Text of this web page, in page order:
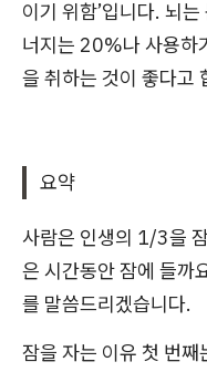
이기 위함’입니다. 뇌
너지는 20%나 사용하
을 취하는 것이 좋다고
요약
사람은 인생의 1/3을
은 시간동안 잠에 들까
를 말씀드리겠습니다.
잠을 자는 이유 첫 번